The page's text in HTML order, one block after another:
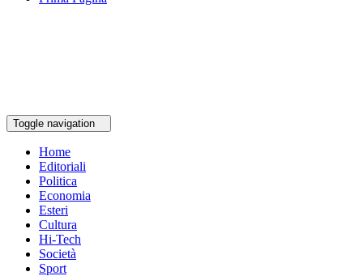
Toggle navigation
Home
Editoriali
Politica
Economia
Esteri
Cultura
Hi-Tech
Società
Sport